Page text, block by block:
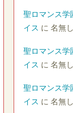
聖ロマンス
イス に 名無
聖ロマンス
イス に 名無
聖ロマンス
イス に 名無